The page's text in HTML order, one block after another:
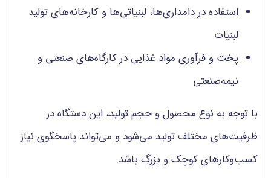
استفاده در دامداری‌ها، لبنیاتی‌ها و کارخانه‌های تولید
لبنیات
پخت و فرآوری مواد غذایی در کارگاه‌های صنعتی و
نیمه‌صنعتی
با توجه به نوع محصول و حجم تولید، این دستگاه در
ظرفیت‌های مختلف تولید می‌شود و می‌تواند پاسخگوی نیاز
کسب‌وکارهای کوچک و بزرگ باشد.